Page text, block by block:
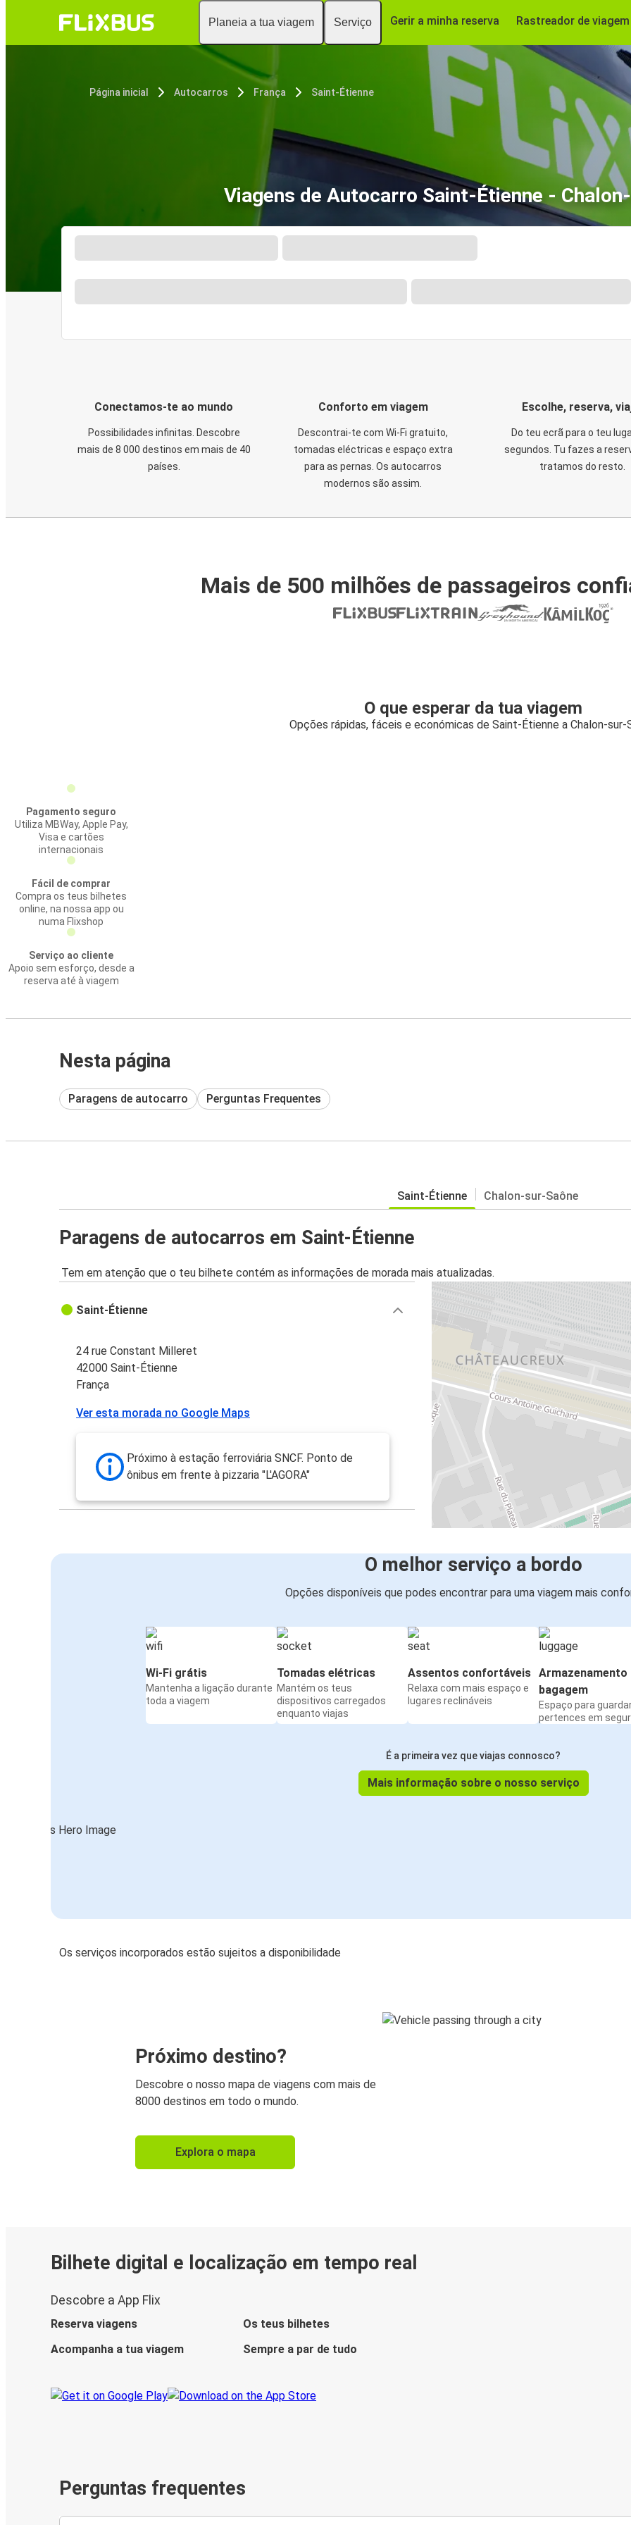
Planeia a tua viagem Serviço Gerir a minha reserva Rastreador de viagem
Página inicial Autocarros França Saint-Étienne
Viagens de Autocarro Saint-Étienne -
Conectamos-te ao mundo
Possibilidades infinitas. Descobre
mais de 8 000 destinos em mais de 40
países.
Conforto em viagem
Descontrai-te com Wi-Fi gratuito,
tomadas eléctricas e espaço extra
para as pernas. Os autocarros
modernos são assim.
Escolhe, reserva,
Do teu ecrã para o teu
segundos. Tu fazes a
tratamos do resto.
Mais de 500 milhões de passageiros
O que esperar da tua viagem
Opções rápidas, fáceis e económicas de Saint-Étienne a Chalon-sur-
Pagamento seguro
Utiliza MBWay, Apple Pay,
Visa e cartões
internacionais
Fácil de comprar
Compra os teus bilhetes
online, na nossa app ou
numa Flixshop
Serviço ao cliente
Apoio sem esforço, desde a
reserva até à viagem
Nesta página
Paragens de autocarro Perguntas Frequentes
Saint-Étienne Chalon-sur-Saône
Paragens de autocarros em Saint-Étienne
Tem em atenção que o teu bilhete contém as informações de morada mais atualizadas.
Saint-Étienne
24 rue Constant Milleret
42000 Saint-Étienne
França
Ver esta morada no Google Maps
Próximo à estação ferroviária SNCF. Ponto de
ônibus em frente à pizzaria "L'AGORA"
O melhor serviço a bordo
Opções disponíveis que podes encontrar para uma viagem mais
Wi-Fi grátis
Mantenha a ligação durante
toda a viagem
Tomadas elétricas
Mantém os teus
dispositivos carregados
enquanto viajas
Assentos confortáveis
Relaxa com mais espaço e
lugares reclináveis
Armazenamento
bagagem
Espaço para
pertences em
É a primeira vez que viajas connosco?
Mais informação sobre o nosso serviço
Os serviços incorporados estão sujeitos a disponibilidade
Próximo destino?
Descobre o nosso mapa de viagens com mais de
8000 destinos em todo o mundo.
Explora o mapa
Bilhete digital e localização em tempo real
Descobre a App Flix
Reserva viagens
Os teus bilhetes
Acompanha a tua viagem
Sempre a par de tudo
Perguntas frequentes